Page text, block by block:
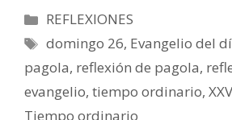
Categorías
REFLEXIONES
Etiquetas
domingo 26, Evangelio del
pagola, reflexión de pagola,
evangelio, tiempo ordinario,
Tiempo ordinario